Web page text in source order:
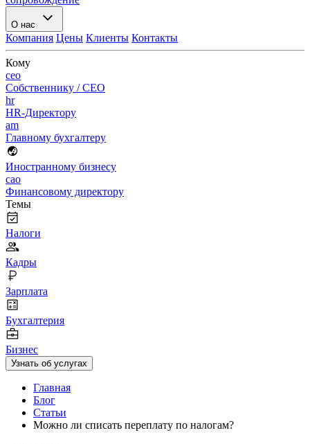
О нас
Компания Цены Клиенты Контакты
Кому
ceo
Собственнику / CEO
hr
HR-Директору
am
Главному бухгалтеру
Иностранному бизнесу
cao
Финансовому директору
Темы
Налоги
Кадры
Зарплата
Бухгалтерия
Бизнес
Узнать об услугах
Главная
Блог
Статьи
Можно ли списать переплату по налогам?